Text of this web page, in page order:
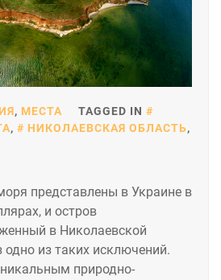
, МЕСТА
TAGGED IN
, НИКОЛАЕВСКАЯ ОБЛАСТЬ,
представлены в Украине в
и остров
в Николаевской
одно из таких исключений.
природно-